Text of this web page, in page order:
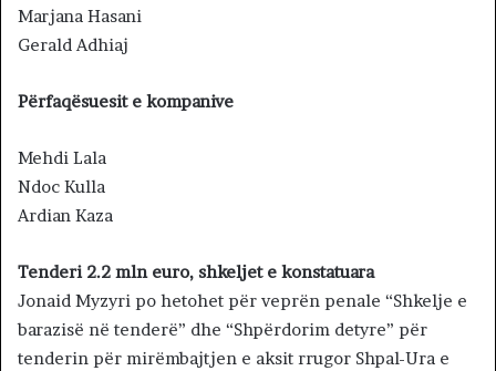
Marjana Hasani
Gerald Adhiaj
Përfaqësuesit e kompanive
Mehdi Lala
Ndoc Kulla
Ardian Kaza
Tenderi 2.2 mln euro, shkeljet e konstatuara
Jonaid Myzyri po hetohet për veprën penale “Shkelje e
barazisë në tenderë” dhe “Shpërdorim detyre” për
tenderin për mirëmbajtjen e aksit rrugor Shpal-Ura e